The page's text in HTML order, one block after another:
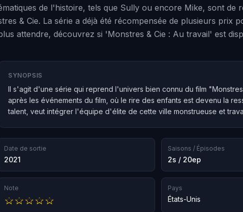
de l'histoire, tels que Sully ou encore Mike, sont
& Cie. La série a déjà été récompensée de plusieurs
attendre, découvrez si 'Monstres & Cie : Au travail' est
SYNOPSIS
Il s'agit d'une série qui reprend l'univers bien connu du film
après les événements du film, où le rire des enfants est devenu la
talent, veut intégrer l'équipe d'élite de cette ville monstrueuse et
Date de sortie
2021
Saisons / Épisodes
2s / 20ep
Note Pays
États-Unis